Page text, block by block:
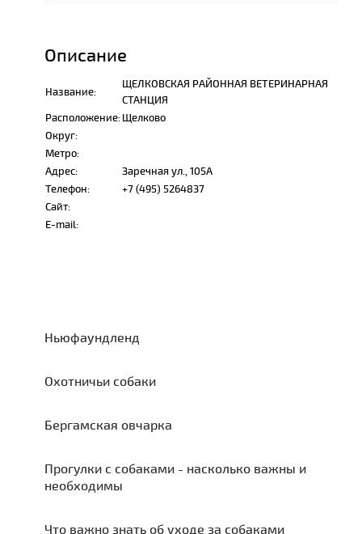
Описание
Название:
ЩЕЛКОВСКАЯ РАЙОННАЯ ВЕТЕРИНАРНАЯ
СТАНЦИЯ
Расположение:Щелково
Округ:
Метро:
Адрес:
Заречная ул., 105А
Телефон:
+7 (495) 5264837
Сайт:
E-mail:
Ньюфаундленд
Охотничьи собаки
Бергамская овчарка
Прогулки с собаками - насколько важны и
необходимы
Что важно знать об уходе за собаками